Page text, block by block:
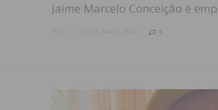
Jaime Marcelo Conceição é
28 DE MAIO 2022 1